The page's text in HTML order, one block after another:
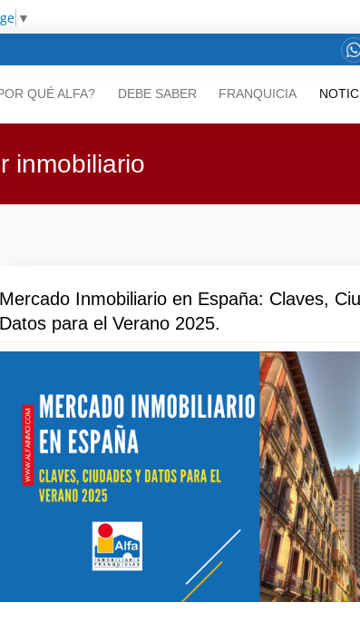
▼
QUÉ ALFA? DEBE SABER FRANQUICIA
inmobiliario
Mercado Inmobiliario en España: Claves,
Datos para el Verano 2025.